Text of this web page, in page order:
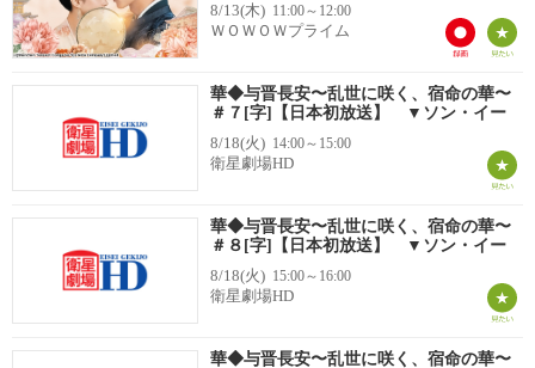
8/13(木) 11:00～12:00
ＷＯＷＯＷプライム
華◆与晋長安〜乱世に咲く、宿命の華〜
＃７[字]【日本初放送】 ▼ソン・イー
8/18(火) 14:00～15:00
衛星劇場HD
華◆与晋長安〜乱世に咲く、宿命の華〜
＃８[字]【日本初放送】 ▼ソン・イー
8/18(火) 15:00～16:00
衛星劇場HD
華◆与晋長安〜乱世に咲く、宿命の華〜